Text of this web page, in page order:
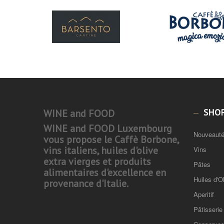
WINE and FOOD
WINE and FOOD Luxembourg
vous propose le Caffè Borbone,
vins italiens, huiles d'olive
extra vierges et produits
alimentaires d'excellence en
provenance d'Italie.
Vins
Pâtes
Huiles
Aperitif
Pâtisserie